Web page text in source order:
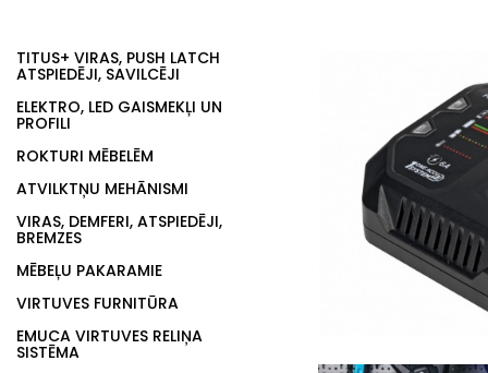
TITUS+ VIRAS, PUSH LATCH
ATSPIEDĒJI, SAVILCĒJI
ELEKTRO, LED GAISMEKĻI UN
PROFILI
ROKTURI MĒBELĒM
ATVILKTŅU MEHĀNISMI
VIRAS, DEMFERI, ATSPIEDĒJI,
BREMZES
MĒBEĻU PAKARAMIE
VIRTUVES FURNITŪRA
EMUCA VIRTUVES RELIŅA
SISTĒMA